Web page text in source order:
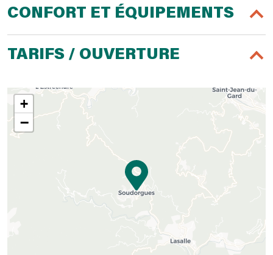
CONFORT ET ÉQUIPEMENTS
TARIFS / OUVERTURE
+
−